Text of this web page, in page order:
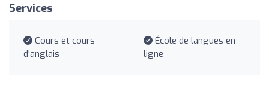
Services
Cours et cours
d'anglais
École de langues en
ligne